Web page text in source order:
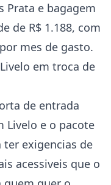
Prata e bagagem
de R$ 1.188, com
mes de gasto.
em troca de
de entrada
Livelo e o pacote
exigencias de
acessiveis que o